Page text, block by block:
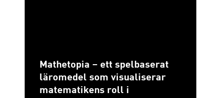
Mathetopia – ett spelbaserat
läromedel som visualiserar
matematikens roll i